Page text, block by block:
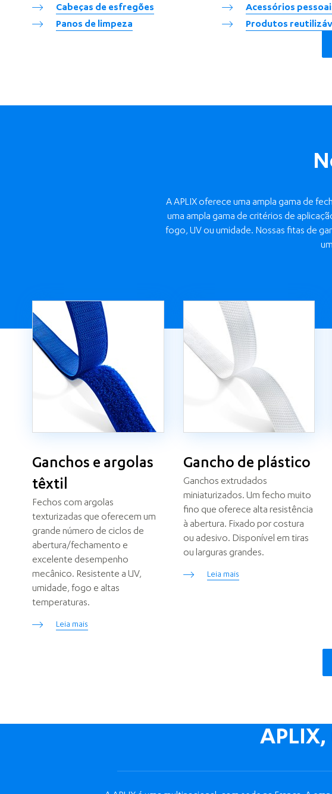
Cabeças de esfregões
Panos de limpeza
Acessórios
Produtos
A APLIX oferece uma ampla gama de
uma ampla gama de critérios de
fogo, UV ou umidade. Nossas fitas de
Ganchos e argolas
têxtil
Fechos com argolas
texturizadas que oferecem um
grande número de ciclos de
abertura/fechamento e
excelente desempenho
mecânico. Resistente a UV,
umidade, fogo e altas
temperaturas.
Leia mais
Gancho de plástico
Ganchos extrudados
miniaturizados. Um fecho muito
fino que oferece alta resistência
à abertura. Fixado por costura
ou adesivo. Disponível em tiras
ou larguras grandes.
Leia mais